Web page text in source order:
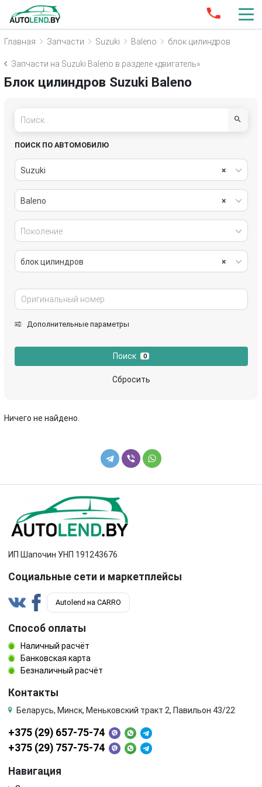
Главная Запчасти Suzuki Baleno блок цилиндров
Запчасти на Suzuki Baleno в разделе «двигатель»
Блок цилиндров Suzuki Baleno
ПОИСК ПО АВТОМОБИЛЮ
×
Suzuki
×
Baleno
Поколение
×
блок цилиндров
Дополнительные параметры
Поиск 0
Сбросить
Ничего не найдено.
ИП Шапочин УНП 191243676
Социальные сети и маркетплейсы
Autolend на CARRO
Способ оплаты
Наличный расчёт
Банковская карта
Безналичный расчёт
Контакты
Беларусь, Минск, Меньковский тракт 2, Павильон 43/22
+375 (29) 657-75-74
+375 (29) 757-75-74
Навигация